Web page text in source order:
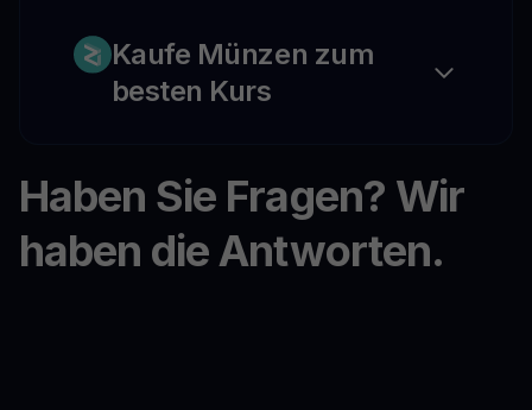
Kaufe Münzen zum
besten Kurs
Haben Sie Fragen? Wir
haben die Antworten.